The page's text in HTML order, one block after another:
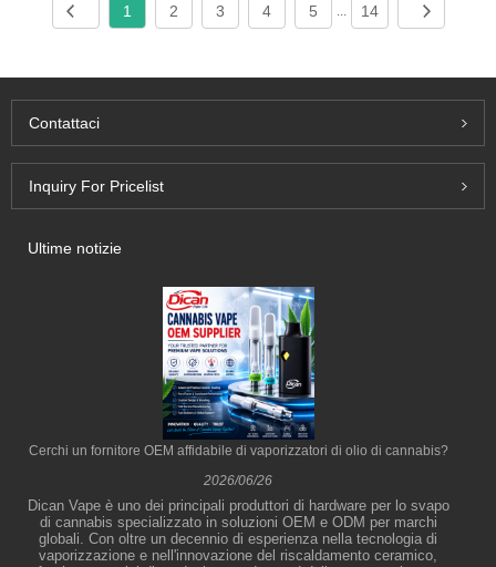
1 2 3 4 5 14
Contattaci
Inquiry For Pricelist
Ultime notizie
Cerchi un fornitore OEM affidabile di vaporizzatori di olio di cannabis?
2026/06/26
Dican Vape è uno dei principali produttori di hardware per lo svapo
di cannabis specializzato in soluzioni OEM e ODM per marchi
globali. Con oltre un decennio di esperienza nella tecnologia di
vaporizzazione e nell'innovazione del riscaldamento ceramico,